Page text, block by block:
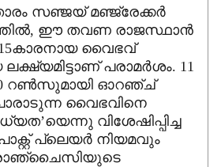
സഞ്ജയ് മഞ്ജ്രേക്കർ
ഈ തവണ രാജസ്ഥാൻ
വൈഭവ്
പരാമർശം. 11
റൺസുമായി ഓറഞ്ച്
വൈഭവിനെ
വിശേഷിപ്പിച്ച
പ്ലെയർ നിയമവും